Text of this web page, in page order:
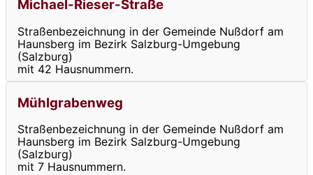
Michael-Rieser-Straße
Straßenbezeichnung in der Gemeinde Nußdorf am
Haunsberg im Bezirk Salzburg-Umgebung
(Salzburg)
mit 42 Hausnummern.
Mühlgrabenweg
Straßenbezeichnung in der Gemeinde Nußdorf am
Haunsberg im Bezirk Salzburg-Umgebung
(Salzburg)
mit 7 Hausnummern.